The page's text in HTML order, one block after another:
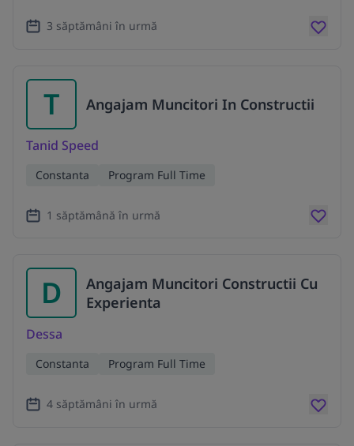
3 săptămâni în urmă
T Angajam Muncitori In Constructii
Tanid Speed
Constanta Program Full Time
1 săptămână în urmă
D
Angajam Muncitori Constructii Cu
Experienta
Dessa
Constanta Program Full Time
4 săptămâni în urmă